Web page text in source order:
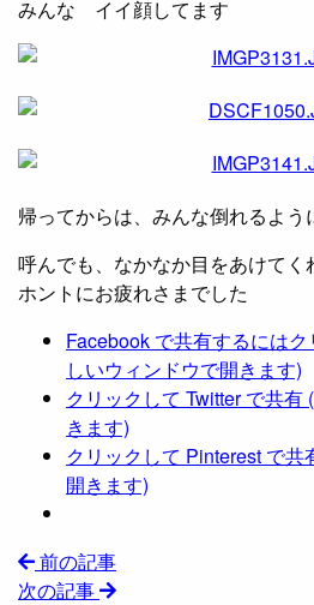
みんな イイ顔してます
帰ってからは、みんな倒れるよう
呼んでも、なかなか目をあけてく
ホントにお疲れさまでした
Facebook で共有するには
しいウィンドウで開きます)
クリックして Twitter で共
きます)
クリックして Pinterest で
開きます)
前の記事
次の記事